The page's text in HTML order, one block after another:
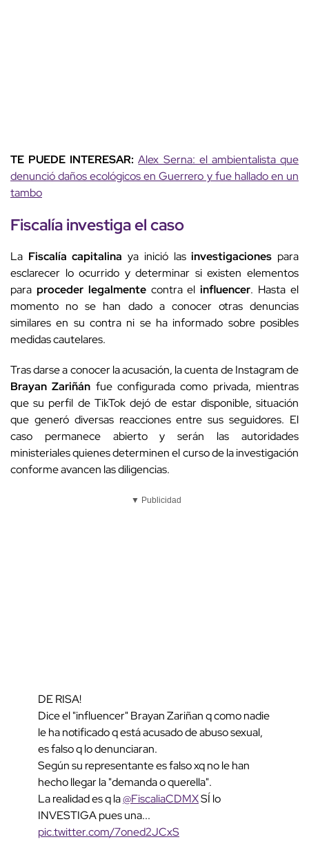
TE PUEDE INTERESAR:Alex Serna: el ambientalista que
denunció daños ecológicos en Guerrero y fue hallado en un
tambo
Fiscalía investiga el caso
La Fiscalía capitalina ya inició lasinvestigaciones para
esclarecer lo ocurrido y determinar si existen elementos
para proceder legalmentecontra elinfluencer. Hasta el
momento no se han dado a conocer otras denuncias
similares en su contra ni se ha informado sobre posibles
medidas cautelares.
Tras darse a conocer la acusación, la cuenta de Instagram de
Brayan Zariñán fue configurada como privada, mientras
que su perfil de TikTok dejó de estar disponible, situación
que generó diversas reacciones entre sus seguidores. El
caso permanece abierto y serán las autoridades
ministeriales quienes determinen el curso de la investigación
conforme avancen las diligencias.
▼ Publicidad
DE RISA!
Dice el "influencer" Brayan Zariñan q como nadie
le ha notificado q está acusado de abuso sexual,
es falso q lo denunciaran.
Según su representante es falso xq no le han
hecho llegar la "demanda o querella".
La realidad es q la@FiscaliaCDMXSÍ lo
INVESTIGA pues una...
pic.twitter.com/7oned2JCxS